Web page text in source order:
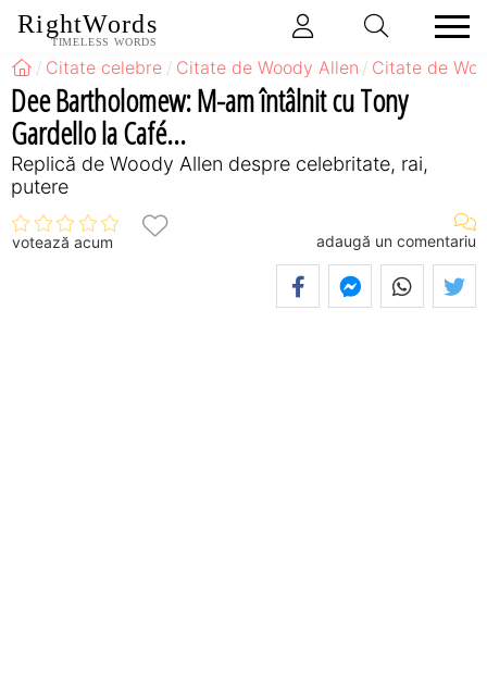
RightWords
TIMELESS WORDS
Citate celebre Citate de Woody Allen Citate de
Dee Bartholomew: M-am întâlnit cu Tony
Gardello la Café...
Replică de Woody Allen despre celebritate, rai,
putere
votează acum adaugă un comentariu